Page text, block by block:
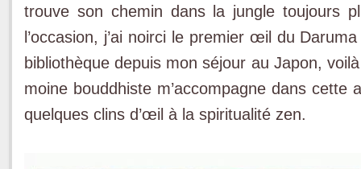
trouve son chemin dans la jungle toujours
l’occasion, j’ai noirci le premier œil du
bibliothèque depuis mon séjour au Japon,
moine bouddhiste m’accompagne dans cette
quelques clins d’œil à la spiritualité zen.